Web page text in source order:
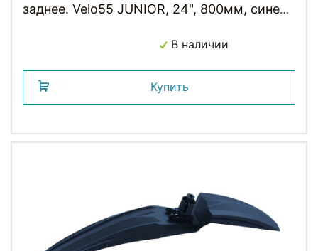
заднее. Velo55 JUNIOR, 24", 800мм, синее
В наличии
Купить